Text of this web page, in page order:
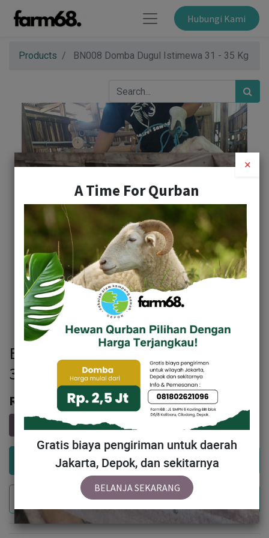
Hubungi Kami
Products BN008 Domba Dugul Istimewa 31 - 35 Kg
BN008 Domba Dugul Istimewa 31 -
35 Kg
Rp 3,470,000
Add to Cart
Buy Now
×
A Time For Qurban
Gratis biaya pengiriman untuk daerah
Jakarta, Depok, dan sekitarnya
BELANJA SEKARANG